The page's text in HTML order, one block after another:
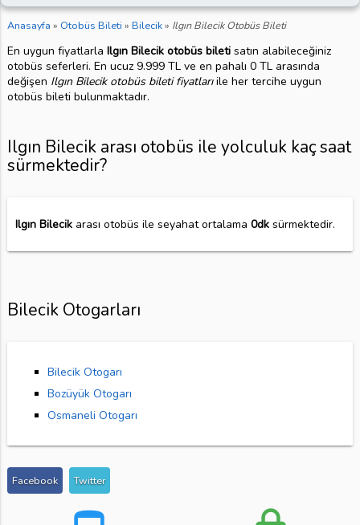
Anasayfa » Otobüs Bileti » Bilecik» Ilgın Bilecik Otobüs Bileti
En uygun fiyatlarla Ilgın Bilecik otobüs biletisatın alabileceğiniz
otobüs seferleri. En ucuz 9.999 TL ve en pahalı 0 TL arasında
değişen Ilgın Bilecik otobüs bileti fiyatlarıile her tercihe uygun
otobüs bileti bulunmaktadır.
Ilgın Bilecik arası otobüs ile yolculuk kaç saat
sürmektedir?
Ilgın Bilecikarası otobüs ile seyahat ortalama 0dksürmektedir.
Bilecik Otogarları
Bilecik Otogarı
Bozüyük Otogarı
Osmaneli Otogarı
Facebook Twitter